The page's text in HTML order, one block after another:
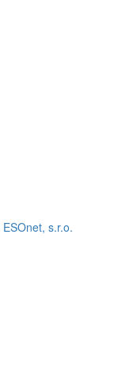
s.r.o.